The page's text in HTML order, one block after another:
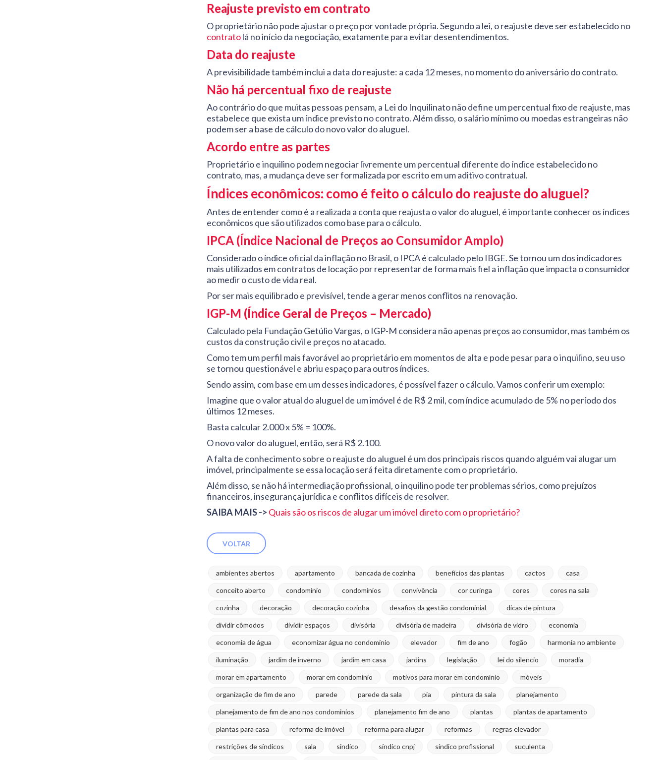
Reajuste previsto em contrato
O proprietário não pode ajustar o preço por vontade própria. Segundo a lei, o reajuste deve ser estabelecido no
contratolá no início da negociação, exatamente para evitar desentendimentos.
Data do reajuste
A previsibilidade também inclui a data do reajuste: a cada 12 meses, no momento do aniversário do contrato.
Não há percentual fixo de reajuste
Ao contrário do que muitas pessoas pensam, a Lei do Inquilinato não define um percentual fixo de reajuste, mas
estabelece que exista um índice previsto no contrato. Além disso, o salário mínimo ou moedas estrangeiras não
podem ser a base de cálculo do novo valor do aluguel.
Acordo entre as partes
Proprietário e inquilino podem negociar livremente um percentual diferente do índice estabelecido no
contrato, mas, a mudança deve ser formalizada por escrito em um aditivo contratual.
Índices econômicos: como é feito o cálculo do reajuste do aluguel?
Antes de entender como é a realizada a conta que reajusta o valor do aluguel, é importante conhecer os índices
econômicos que são utilizados como base para o cálculo.
IPCA (Índice Nacional de Preços ao Consumidor Amplo)
Considerado o índice oficial da inflação no Brasil, o IPCA é calculado pelo IBGE. Se tornou um dos indicadores
mais utilizados em contratos de locação por representar de forma mais fiel a inflação que impacta o consumidor
ao medir o custo de vida real.
Por ser mais equilibrado e previsível, tende a gerar menos conflitos na renovação.
IGP-M (Índice Geral de Preços – Mercado)
Calculado pela Fundação Getúlio Vargas, o IGP-M considera não apenas preços ao consumidor, mas também os
custos da construção civil e preços no atacado.
Como tem um perfil mais favorável ao proprietário em momentos de alta e pode pesar para o inquilino, seu uso
se tornou questionável e abriu espaço para outros índices.
Sendo assim, com base em um desses indicadores, é possível fazer o cálculo. Vamos conferir um exemplo:
Imagine que o valor atual do aluguel de um imóvel é de R$ 2 mil, com índice acumulado de 5% no período dos
últimos 12 meses.
Basta calcular 2.000 x 5% = 100%.
O novo valor do aluguel, então, será R$ 2.100.
A falta de conhecimento sobre o reajuste do aluguel é um dos principais riscos quando alguém vai alugar um
imóvel, principalmente se essa locação será feita diretamente com o proprietário.
Além disso, se não há intermediação profissional, o inquilino pode ter problemas sérios, como prejuízos
financeiros, insegurança jurídica e conflitos difíceis de resolver.
SAIBA MAIS -> Quais são os riscos de alugar um imóvel direto com o proprietário?
VOLTAR
ambientes abertos apartamento bancada de cozinha benefícios das plantas cactos casa
conceito aberto condomínio condomínios convivência cor curinga cores cores na sala
cozinha decoração decoração cozinha desafios da gestão condominial dicas de pintura
dividir cômodos dividir espaços divisória divisória de madeira divisória de vidro economia
economia de água economizar água no condomínio elevador fim de ano fogão harmonia no ambiente
iluminação jardim de inverno jardim em casa jardins legislação lei do silencio moradia
morar em apartamento morar em condomínio motivos para morar em condomínio móveis
organização de fim de ano parede parede da sala pia pintura da sala planejamento
planejamento de fim de ano nos condominios planejamento fim de ano plantas plantas de apartamento
plantas para casa reforma de imóvel reforma para alugar reformas regras elevador
restrições de síndicos sala sindico síndico cnpj síndico profissional suculenta